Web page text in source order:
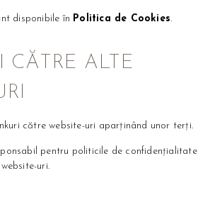
disponibile în Politica de Cookies.
CĂTRE ALTE
către website-uri aparținând unor terți.
pentru politicile de confidențialitate
uri.